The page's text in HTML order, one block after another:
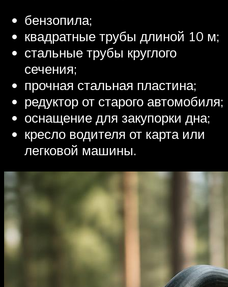
бензопила;
квадратные трубы длиной 10 м;
стальные трубы круглого
сечения;
прочная стальная пластина;
редуктор от старого автомобиля;
оснащение для закупорки дна;
кресло водителя от карта или
легковой машины.